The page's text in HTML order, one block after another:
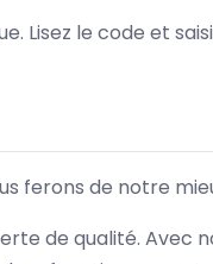
Lisez le code et
ferons de notre
de qualité. Avec